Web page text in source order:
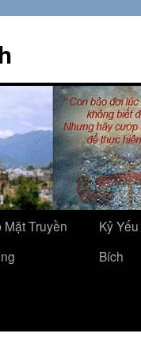
Mặt Truyền
Kỷ
Bích